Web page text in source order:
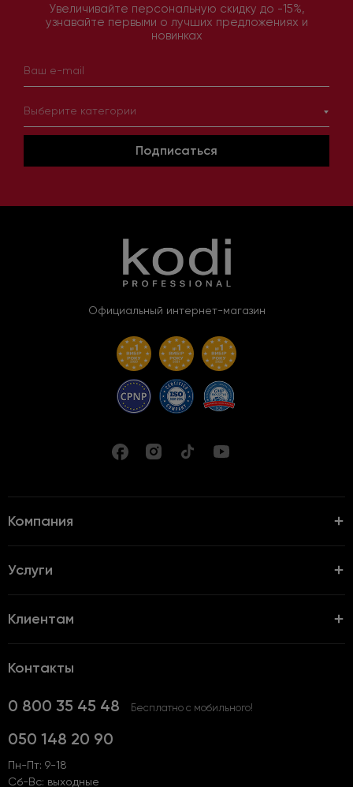
Увеличивайте персональную скидку до -15%,
узнавайте первыми о лучших предложениях и
новинках
Выберите категории
Подписаться
Официальный интернет-магазин
Компания
Услуги
Клиентам
Контакты
0 800 35 45 48 Бесплатно с мобильного!
050 148 20 90
Пн-Пт: 9-18
Сб-Вс: выходные